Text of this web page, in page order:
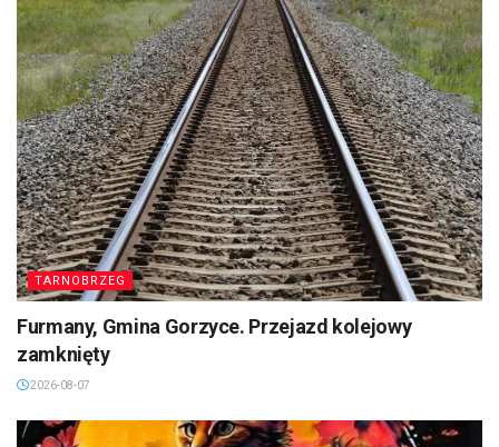
TARNOBRZEG
Furmany, Gmina Gorzyce. Przejazd kolejowy
zamknięty
2026-08-07